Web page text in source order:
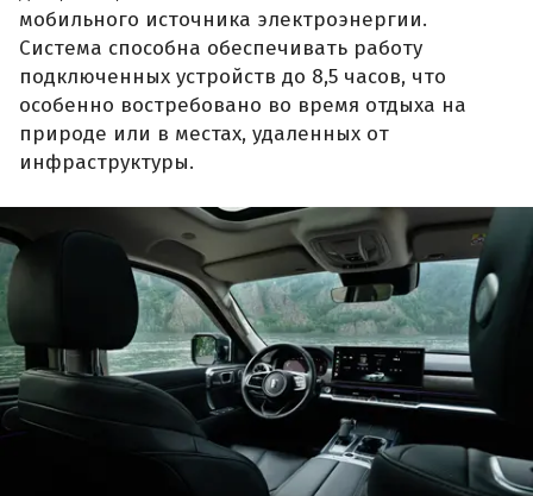
мобильного источника электроэнергии.
Система способна обеспечивать работу
подключенных устройств до 8,5 часов, что
особенно востребовано во время отдыха на
природе или в местах, удаленных от
инфраструктуры.